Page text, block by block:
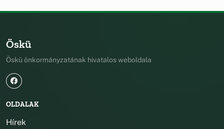
Öskü
Öskü önkormányzatának hivatalos weboldala
OLDALAK
Hírek